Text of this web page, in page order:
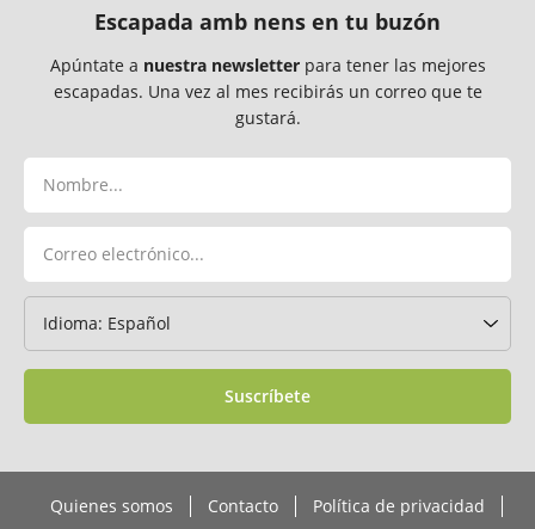
Escapada amb nens en tu buzón
Apúntate a nuestra newsletterpara tener las mejores
escapadas. Una vez al mes recibirás un correo que te
gustará.
Suscríbete
Quienes somos Contacto Política de privacidad